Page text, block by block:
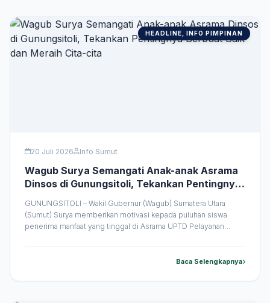
HEADLINE, INFO PIMPINAN
20 Juli 2026 Info Sumut
Wagub Surya Semangati Anak-anak Asrama
Dinsos di Gunungsitoli, Tekankan Pentingnya
Berbuat Baik dan Meraih Cita-cita
GUNUNGSITOLI – Wakil Gubernur (Wagub) Sumatera Utara
(Sumut) Surya memberikan motivasi kepada puluhan siswa
penerima manfaat yang tinggal di Asrama UPTD Pelayanan
sebagai semangat untuk meraih masa depan yang lebih baik.
Baca Selengkapnya